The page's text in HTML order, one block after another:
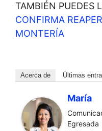
TAMBIÉN PUEDES
CONFIRMA
MONTERÍA
Acerca de Últimas
María